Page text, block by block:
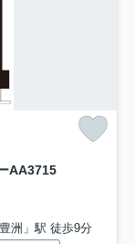
AA3715
洲」駅 徒歩9分